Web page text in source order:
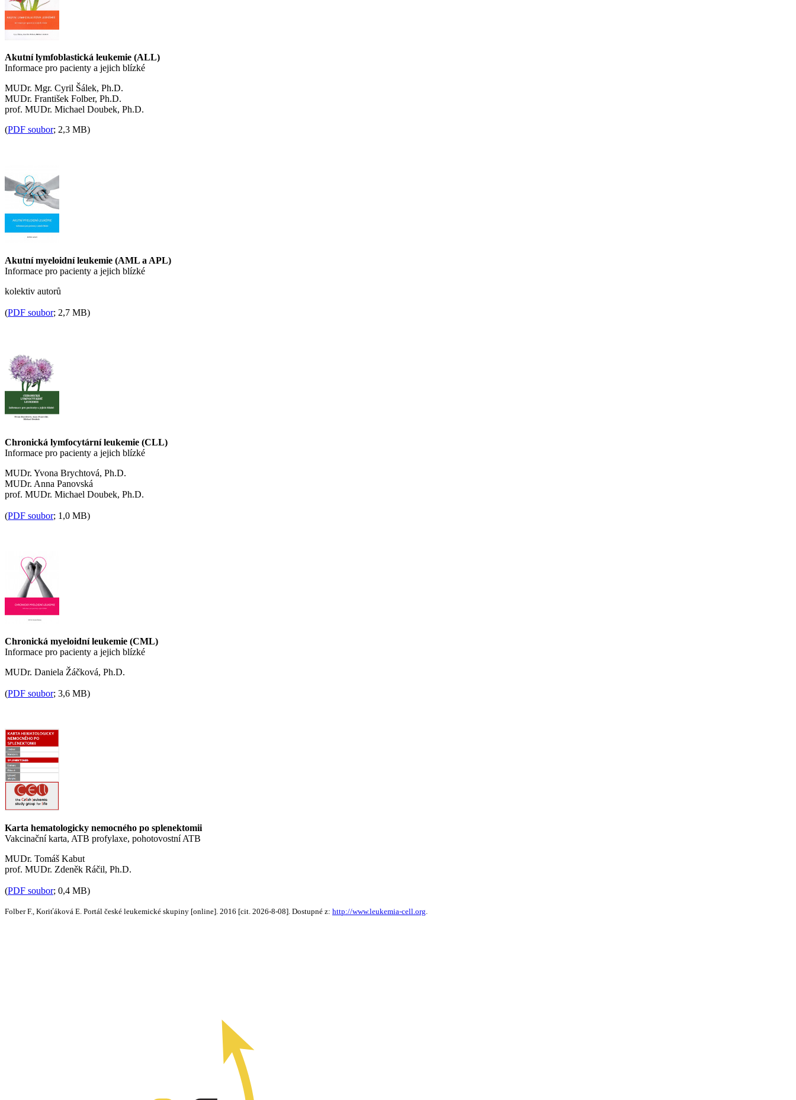
Akutní lymfoblastická leukemie (ALL)
Informace pro pacienty a jejich blízké
MUDr. Mgr. Cyril Šálek, Ph.D.
MUDr. František Folber, Ph.D.
prof. MUDr. Michael Doubek, Ph.D.
(PDF soubor; 2,3 MB)
Akutní myeloidní leukemie (AML a APL)
Informace pro pacienty a jejich blízké
kolektiv autorů
(PDF soubor; 2,7 MB)
Chronická lymfocytární leukemie (CLL)
Informace pro pacienty a jejich blízké
MUDr. Yvona Brychtová, Ph.D.
MUDr. Anna Panovská
prof. MUDr. Michael Doubek, Ph.D.
(PDF soubor; 1,0 MB)
Chronická myeloidní leukemie (CML)
Informace pro pacienty a jejich blízké
MUDr. Daniela Žáčková, Ph.D.
(PDF soubor; 3,6 MB)
Karta hematologicky nemocného po splenektomii
Vakcinační karta, ATB profylaxe, pohotovostní ATB
MUDr. Tomáš Kabut
prof. MUDr. Zdeněk Ráčil, Ph.D.
(PDF soubor; 0,4 MB)
Folber F., Koriťáková E. Portál české leukemické skupiny [online]. 2016 [cit. 2026-8-08]. Dostupné z: http://www.leukemia-cell.org